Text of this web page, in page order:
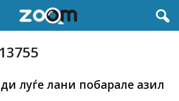
луѓе лани побарале азил